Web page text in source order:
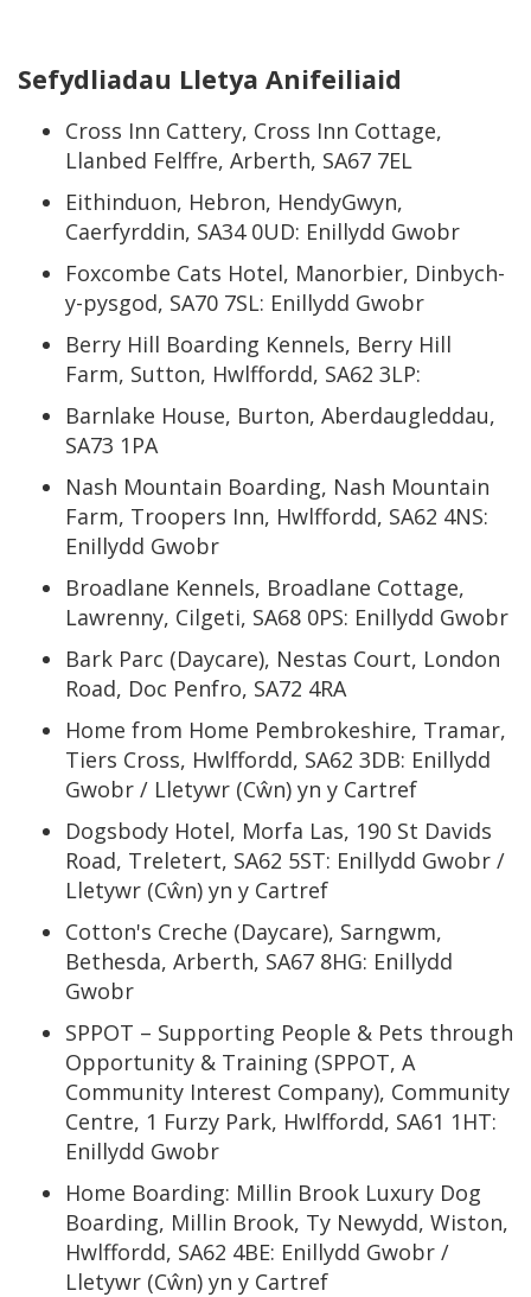
Sefydliadau Lletya Anifeiliaid
Cross Inn Cattery, Cross Inn Cottage,
Llanbed Felffre, Arberth, SA67 7EL
Eithinduon, Hebron, HendyGwyn,
Caerfyrddin, SA34 0UD: Enillydd Gwobr
Foxcombe Cats Hotel, Manorbier, Dinbych-
y-pysgod, SA70 7SL: Enillydd Gwobr
Berry Hill Boarding Kennels, Berry Hill
Farm, Sutton, Hwlffordd, SA62 3LP:
Barnlake House, Burton, Aberdaugleddau,
SA73 1PA
Nash Mountain Boarding, Nash Mountain
Farm, Troopers Inn, Hwlffordd, SA62 4NS:
Enillydd Gwobr
Broadlane Kennels, Broadlane Cottage,
Lawrenny, Cilgeti, SA68 0PS: Enillydd Gwobr
Bark Parc (Daycare), Nestas Court, London
Road, Doc Penfro, SA72 4RA
Home from Home Pembrokeshire, Tramar,
Tiers Cross, Hwlffordd, SA62 3DB: Enillydd
Gwobr / Lletywr (Cŵn) yn y Cartref
Dogsbody Hotel, Morfa Las, 190 St Davids
Road, Treletert, SA62 5ST: Enillydd Gwobr /
Lletywr (Cŵn) yn y Cartref
Cotton's Creche (Daycare), Sarngwm,
Bethesda, Arberth, SA67 8HG: Enillydd
Gwobr
SPPOT – Supporting People & Pets through
Opportunity & Training (SPPOT, A
Community Interest Company), Community
Centre, 1 Furzy Park, Hwlffordd, SA61 1HT:
Enillydd Gwobr
Home Boarding: Millin Brook Luxury Dog
Boarding, Millin Brook, Ty Newydd, Wiston,
Hwlffordd, SA62 4BE: Enillydd Gwobr /
Lletywr (Cŵn) yn y Cartref